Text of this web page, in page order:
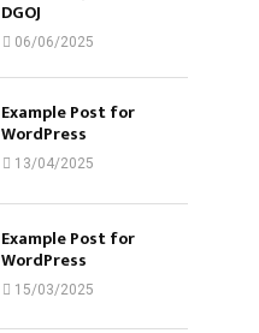
DGOJ
06/06/2025
Example Post for
WordPress
13/04/2025
Example Post for
WordPress
15/03/2025